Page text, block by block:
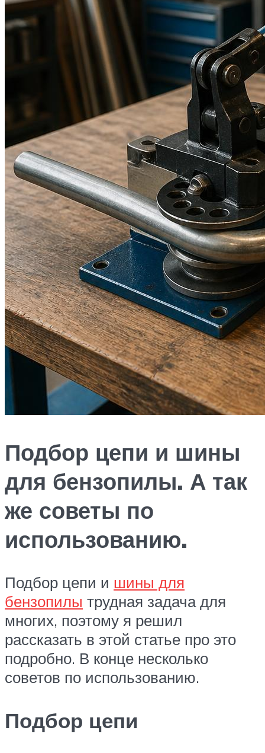
Подбор цепи и шины
для бензопилы. А так
же советы по
использованию.
Подбор цепи и шины для
бензопилы трудная задача для
многих, поэтому я решил
рассказать в этой статье про это
подробно. В конце несколько
советов по использованию.
Подбор цепи